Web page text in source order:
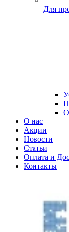
Для
О нас
Акции
Новости
Статьи
Оплата и
Контакты